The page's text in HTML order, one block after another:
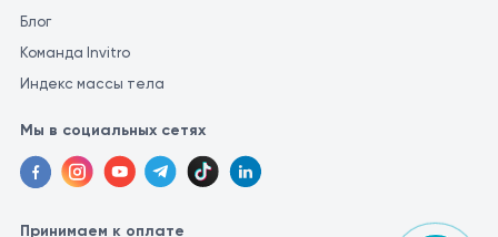
Блог
Команда Invitro
Индекс массы тела
Мы в социальных сетях
Принимаем к оплате